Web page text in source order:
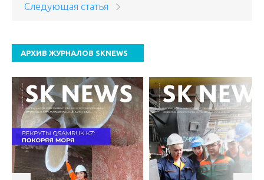
Следующая статья
АРХИВ ЖУРНАЛОВ SKNEWS